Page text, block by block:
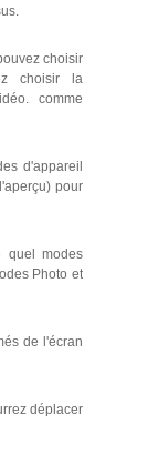
choisir
choisir la
comme
d'appareil
pour
quel modes
Photo et
de l'écran
déplacer